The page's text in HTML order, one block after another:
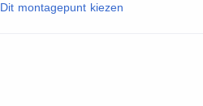
Dit montagepunt kiezen